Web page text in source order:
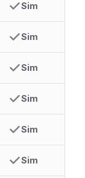
Sim
Sim
Sim
Sim
Sim
Sim